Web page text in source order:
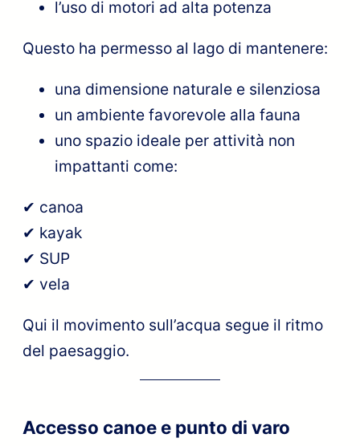
l’uso di motori ad alta potenza
Questo ha permesso al lago di mantenere:
una dimensione naturale e silenziosa
un ambiente favorevole alla fauna
uno spazio ideale per attività non
impattanti come:
✔ canoa
✔ kayak
✔ SUP
✔ vela
Qui il movimento sull’acqua segue il ritmo
del paesaggio.
Accesso canoe e punto di varo